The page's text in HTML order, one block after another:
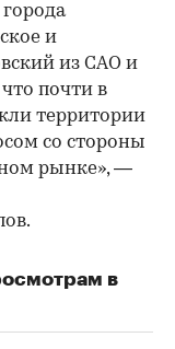
и
из САО и
что почти в
территории
со стороны
рынке», —
в